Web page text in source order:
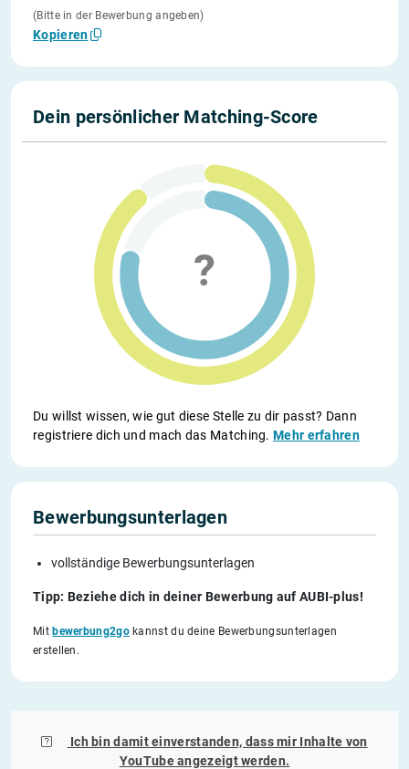
(Bitte in der Bewerbung angeben)
Kopieren
Dein persönlicher Matching-Score
Du willst wissen, wie gut diese Stelle zu dir passt? Dann
registriere dich und mach das Matching.Mehr erfahren
Bewerbungsunterlagen
vollständige Bewerbungsunterlagen
Tipp: Beziehe dich in deiner Bewerbung auf AUBI-plus!
Mit bewerbung2gokannst du deine Bewerbungsunterlagen
erstellen.
Ich bin damit einverstanden, dass mir Inhalte von
YouTubeangezeigt werden.